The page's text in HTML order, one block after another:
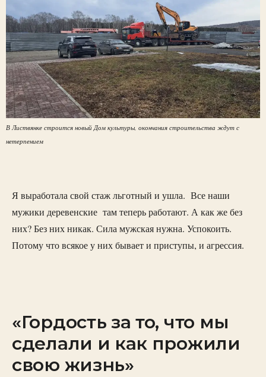
В Листвянке строится новый Дом культуры, окончания строительства ждут с
нетерпением
Я выработала свой стаж льготный и ушла. Все наши
мужики деревенские там теперь работают. А как же без
них? Без них никак. Сила мужская нужна. Успокоить.
Потому что всякое у них бывает и приступы, и агрессия.
«Гордость за то, что мы
сделали и как прожили
свою жизнь»